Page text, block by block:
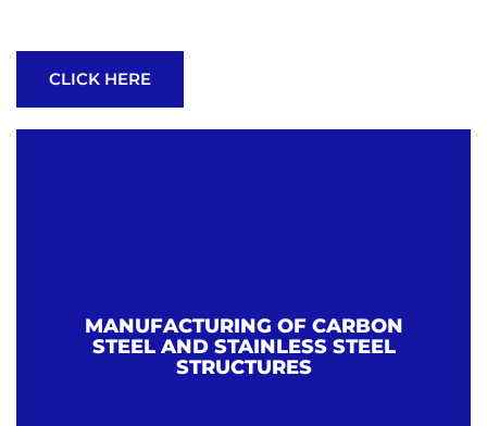
CLICK HERE
MANUFACTURING OF CARBON
STEEL AND STAINLESS STEEL
STRUCTURES